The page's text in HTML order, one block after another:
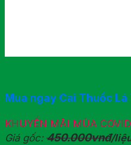
Mua ngay Cai Thuốc Lá
KHUYẾN MÃI MÙA
Giá gốc: 450.000vnđ/